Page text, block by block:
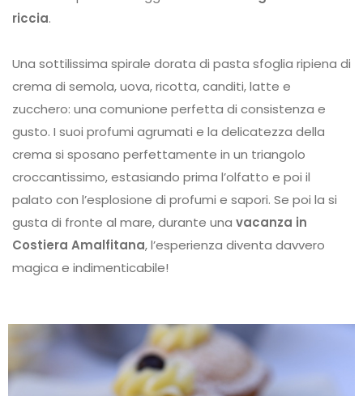
riccia.
Una sottilissima spirale dorata di pasta sfoglia ripiena di
crema di semola, uova, ricotta, canditi, latte e
zucchero: una comunione perfetta di consistenza e
gusto. I suoi profumi agrumati e la delicatezza della
crema si sposano perfettamente in un triangolo
croccantissimo, estasiando prima l’olfatto e poi il
palato con l’esplosione di profumi e sapori. Se poi la si
gusta di fronte al mare, durante una vacanza in
Costiera Amalfitana, l’esperienza diventa davvero
magica e indimenticabile!